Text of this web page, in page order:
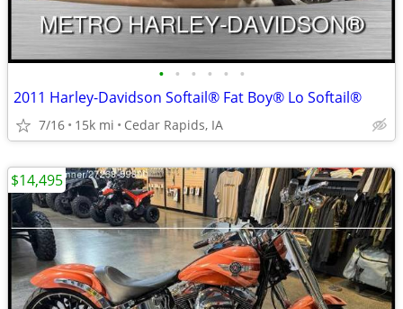
• • • • • •
2011 Harley-Davidson Softail® Fat Boy® Lo Softail®
7/16 15k mi Cedar Rapids, IA
$14,495